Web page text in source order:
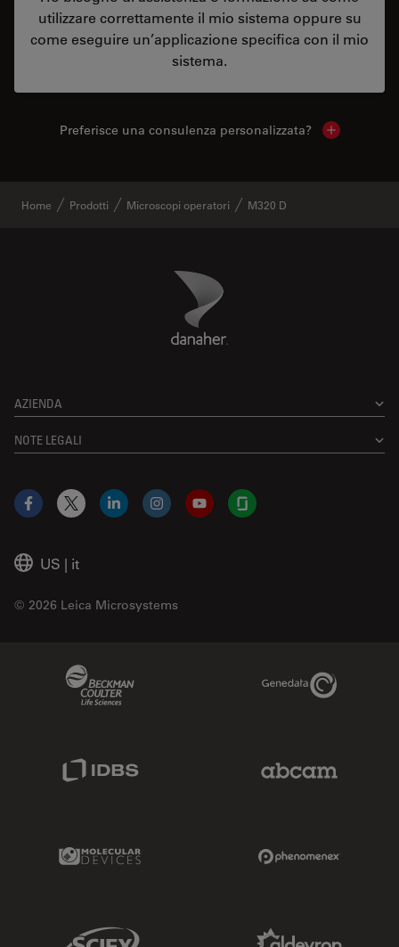
utilizzare correttamente il mio sistema oppure su
come eseguire un’applicazione specifica con il mio
sistema.
Preferisce una consulenza personalizzata? Show local
Home Prodotti Microscopi operatori M320 D
Danaher Logo
AZIENDA
NOTE LEGALI
US | it
© 2026 Leica Microsystems
Facebook
X LinkedInInstagramYouTubeGlassdoor
Genedata Link
Molecular Devices Link
Sciex Link